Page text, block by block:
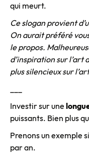
qui meurt.
Ce slogan provient
On aurait préféré
le propos.
d’inspiration sur l’art
plus silencieux sur
Investir sur une
puissants. Bien plus
Prenons un exemple
par an.